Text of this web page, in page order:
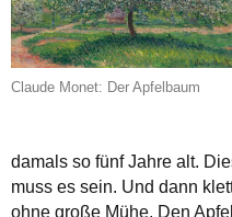
Claude Monet: Der Apfelbaum
damals so fünf Jahre alt.
muss es sein. Und dann
ohne große Mühe. Den